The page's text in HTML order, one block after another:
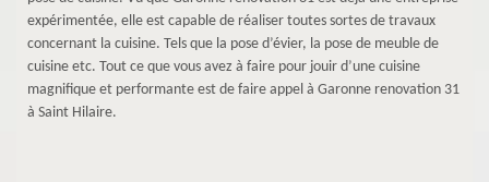
expérimentée, elle est capable de réaliser toutes sortes de travaux
concernant la cuisine. Tels que la pose d’évier, la pose de meuble de
cuisine etc. Tout ce que vous avez à faire pour jouir d’une cuisine
magnifique et performante est de faire appel à Garonne renovation 31
à Saint Hilaire.